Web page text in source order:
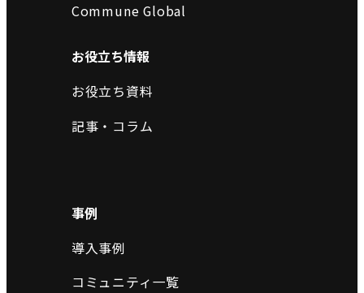
Commune Global
お役立ち情報
お役立ち資料
記事・コラム
事例
導入事例
コミュニティ一覧